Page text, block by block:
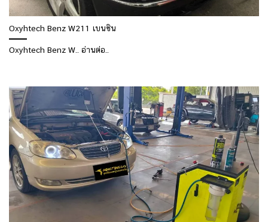
Oxyhtech Benz W211 เบนซิน
Oxyhtech Benz W.. อ่านต่อ..